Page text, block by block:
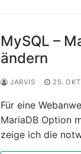
MySQL –
ändern
JARVIS 25.
Für eine
MariaDB Option
zeige ich die